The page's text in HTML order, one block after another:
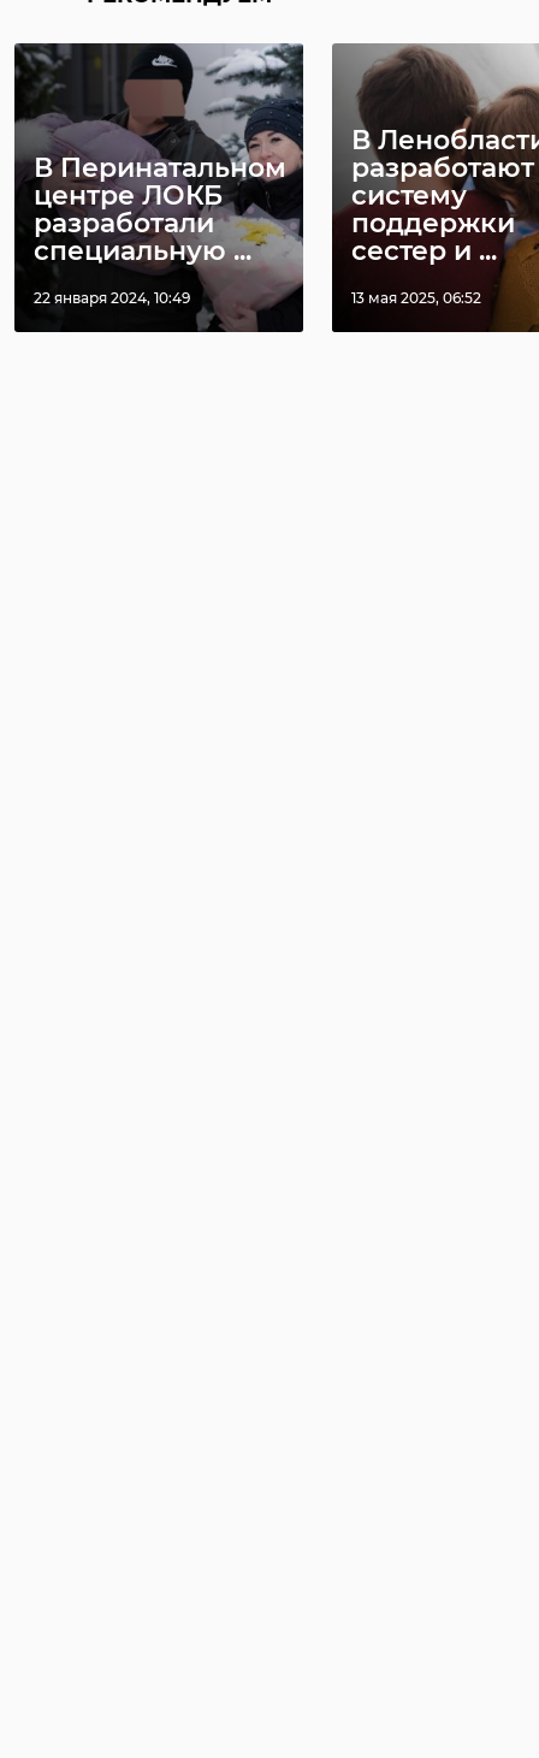
В Перинатальном
центре ЛОКБ
разработали
специальную ...
22 января 2024, 10:49
В
разработают
систему
поддержки
сестер и ...
13 мая 2025, 06:52
Кузьмолово
22 июля 2024, 16:47 09 сентября 2025, 21:16